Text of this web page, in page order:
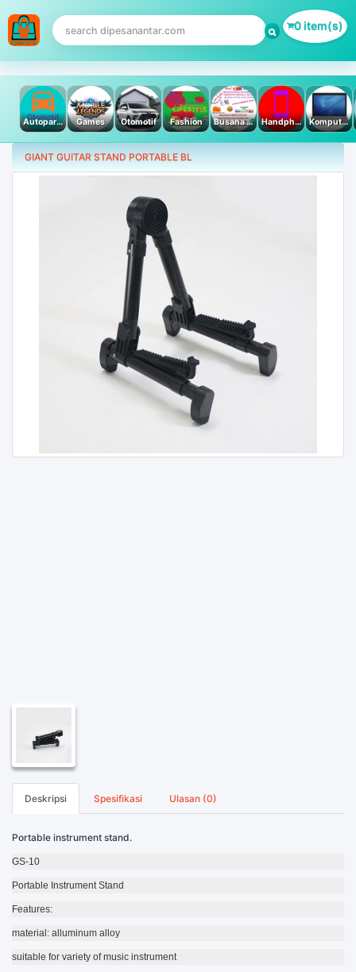
0 item(s)
Autoparts Games Otomotif Fashion Busana Muslim Handphone & Tablet Komputer PC & Laptop
GIANT GUITAR STAND PORTABLE BL
Deskripsi Spesifikasi Ulasan (0)
Portable instrument stand.
GS-10
Portable Instrument Stand
Features:
material: alluminum alloy
suitable for variety of music instrument